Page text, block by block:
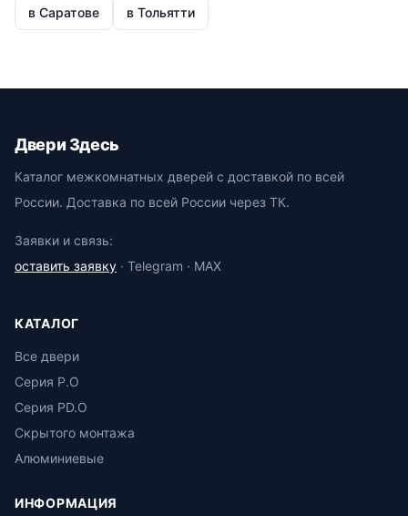
в Саратове в Тольятти
Двери Здесь
Каталог межкомнатных дверей с доставкой по всей
России. Доставка по всей России через ТК.
Заявки и связь:
оставить заявку · Telegram · MAX
КАТАЛОГ
Все двери
Серия P.O
Серия PD.O
Скрытого монтажа
Алюминиевые
ИНФОРМАЦИЯ